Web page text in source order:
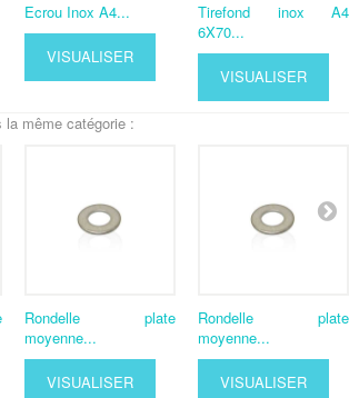
Ecrou Inox A4...
VISUALISER
Tirefond inox A4
6X70...
VISUALISER
la même catégorie :
Rondelle plate
moyenne...
VISUALISER
Rondelle plate
moyenne...
VISUALISER